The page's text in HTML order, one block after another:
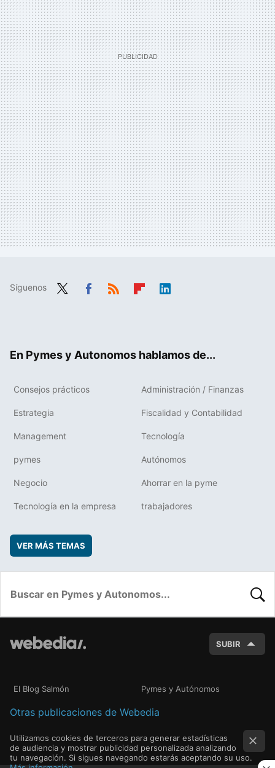
Síguenos
En Pymes y Autonomos hablamos de...
Consejos prácticos Administración / Finanzas
Estrategia Fiscalidad y Contabilidad
Management Tecnología
pymes Autónomos
Negocio Ahorrar en la pyme
Tecnología en la empresa trabajadores
VER MÁS TEMAS
SUBIR
El Blog Salmón Pymes y Autónomos
Otras publicaciones de Webedia
Utilizamos cookies de terceros para generar estadísticas
de audiencia y mostrar publicidad personalizada analizando
tu navegación. Si sigues navegando estarás aceptando su uso.